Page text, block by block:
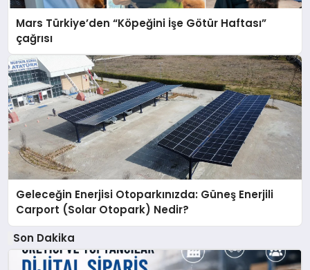
Mars Türkiye’den “Köpeğini İşe Götür Haftası”
çağrısı
Geleceğin Enerjisi Otoparkınızda: Güneş Enerjili
Carport (Solar Otopark) Nedir?
Son Dakika